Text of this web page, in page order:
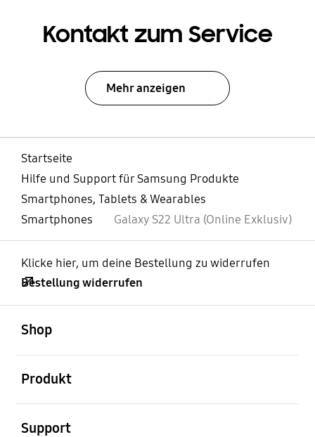
Kontakt zum Service
Mehr anzeigen
Startseite
Hilfe und Support für Samsung Produkte
Smartphones, Tablets & Wearables
Smartphones
Galaxy S22 Ultra (Online Exklusiv)
Klicke hier, um deine Bestellung zu widerrufen
Bestellung widerrufen
Shop
Produkt
Support